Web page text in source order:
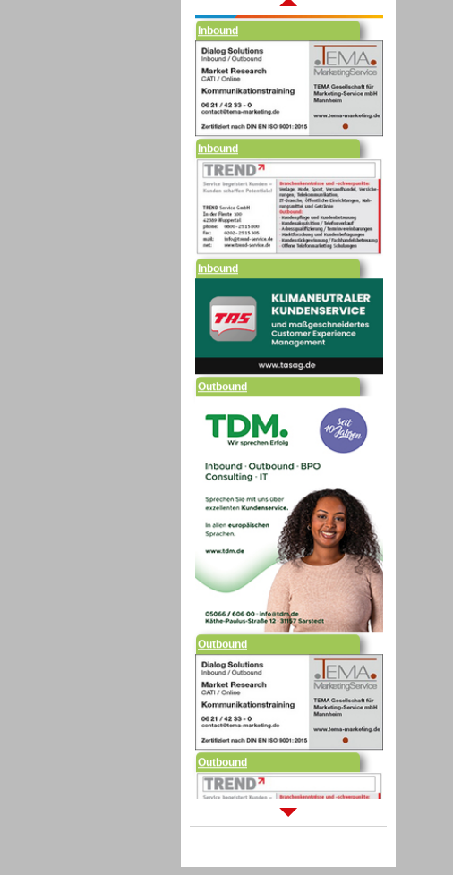
Inbound
Inbound
Outbound
Outbound